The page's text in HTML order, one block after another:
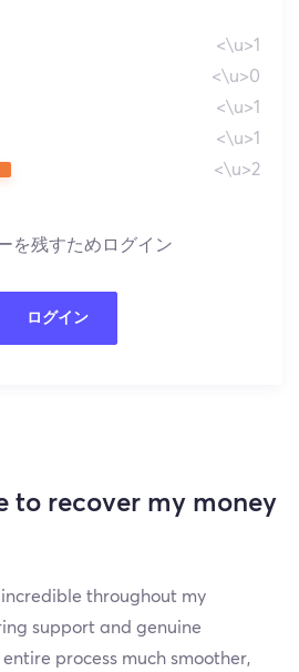
<\u>1
<\u>0
<\u>1
<\u>1
<\u>2
を残すためログイン
ログイン
to recover my money
incredible throughout my
support and genuine
process much smoother,